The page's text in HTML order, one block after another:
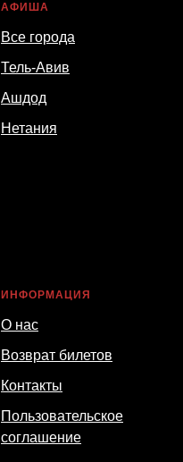
АФИША
Все города
Тель-Авив
Ашдод
Нетания
ИНФОРМАЦИЯ
О нас
Возврат билетов
Контакты
Пользовательское
соглашение